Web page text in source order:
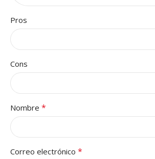
Pros
Cons
Nombre *
Correo electrónico *